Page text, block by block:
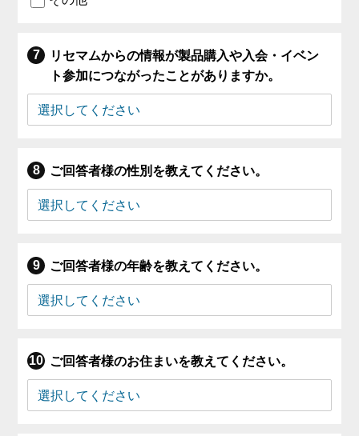
リセマムからの情報が製品購入や入会・イベン
ト参加につながったことがありますか。
ご回答者様の性別を教えてください。
ご回答者様の年齢を教えてください。
ご回答者様のお住まいを教えてください。